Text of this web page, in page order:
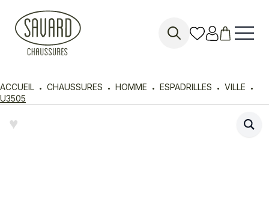
ACCUEIL CHAUSSURES HOMME ESPADRILLES
VILLE
U3505
♥︎